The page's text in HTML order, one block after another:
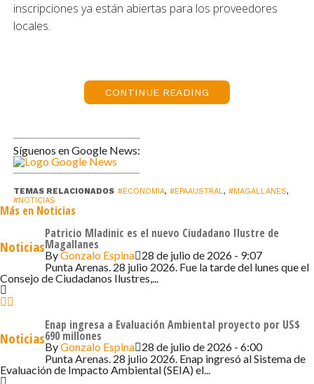
inscripciones ya están abiertas para los proveedores
locales.
cruceros con la ciudad. Estamos estableciendo un nuevo
servicios vendan directamente a las líneas de
cruceros». Recordó que «el año pasado hicimos la feria
ventas. Queremos que los turistas lleguen a una ciudad
linda, segura, que es espectacular, pero también que
quiere involucrarse con los cruceros en una alianza a
varios años, aportando al Comercio Justo y al concepto
de Kilómetro Cero, que quiere decir que los turistas
conozcan y compren productos locales para que la
queremos cuidar el medio ambiente, el Kilómetro Cero es
fundamental”.
Finalmente, el alcalde agradeció el aporte de Epaustral y
CONTINUE READING
Síguenos en Google News:
TEMAS RELACIONADOS #ECONOMIA, #EPAAUSTRAL, #MAGALLANES,
#NOTICIAS
Más en Noticias
Noticias
Patricio Mladinic es el nuevo Ciudadano Ilustre de
Magallanes
ByGonzalo Espina 28 de julio de 2026 - 9:07
Punta Arenas. 28 julio 2026. Fue la tarde del lunes que el
Consejo de Ciudadanos Ilustres,...
Noticias
Enap ingresa a Evaluación Ambiental proyecto por US$
690 millones
ByGonzalo Espina 28 de julio de 2026 - 6:00
Punta Arenas. 28 julio 2026. Enap ingresó al Sistema de
Evaluación de Impacto Ambiental (SEIA) el...